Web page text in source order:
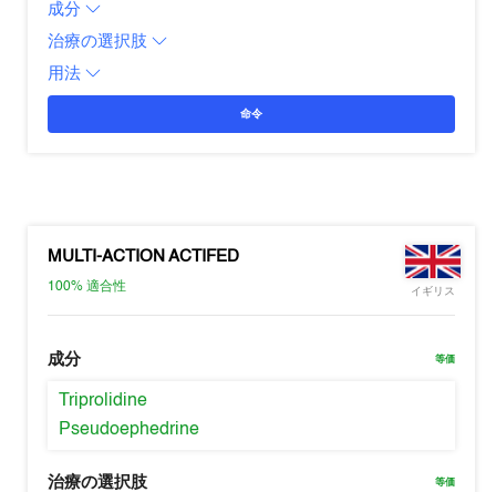
成分
治療の選択肢
用法
命令
MULTI-ACTION ACTIFED
100%適合性 イギリス
成分 等価
Triprolidine
Pseudoephedrine
治療の選択肢 等価